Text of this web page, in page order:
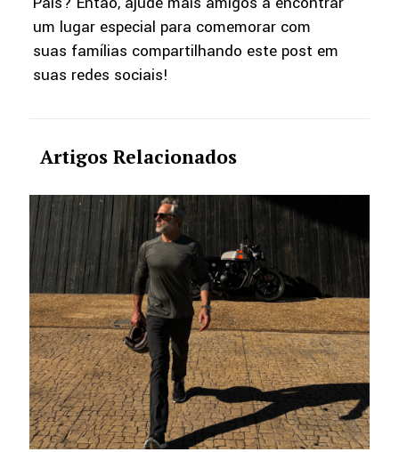
um lugar especial para comemorar com
suas famílias compartilhando este post em
suas redes sociais!
Artigos Relacionados